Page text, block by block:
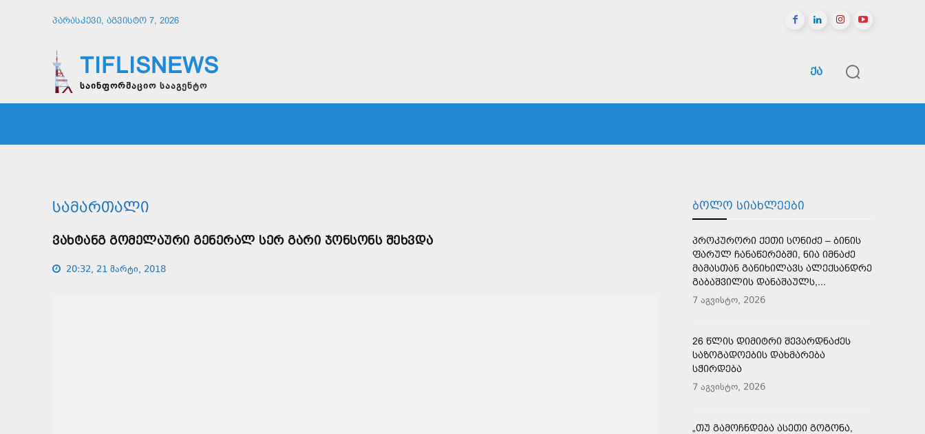
ᲞᲐᲠᲐᲡᲙᲔᲕᲘ, ᲐᲒᲕᲘᲡᲢᲝ 7, 2026
TIFLISNEWS
საინფორმაციო სააგენტო
ᲥᲐ
ᲡᲐᲛᲐᲠᲗᲐᲚᲘ
ᲕᲐᲮᲢᲐᲜᲒ ᲒᲝᲛᲔᲚᲐᲣᲠᲘ ᲒᲔᲜᲔᲠᲐᲚ ᲡᲔᲠ ᲒᲐᲠᲘ ᲯᲝᲜᲡᲝᲜᲡ ᲨᲔᲮᲕᲓᲐ
20:32, 21 მარტი, 2018
ᲑᲝᲚᲝ ᲡᲘᲐᲮᲚᲔᲔᲑᲘ
ᲞᲠᲝᲙᲣᲠᲝᲠᲘ ᲥᲔᲗᲘ ᲡᲝᲜᲘᲫᲔ – ᲑᲘᲜᲘᲡ
ᲤᲐᲠᲣᲚ ᲩᲐᲜᲐᲬᲔᲠᲔᲑᲨᲘ, ᲜᲘᲐ ᲘᲛᲜᲐᲫᲔ
ᲛᲐᲛᲐᲡᲗᲐᲜ ᲒᲐᲜᲘᲮᲘᲚᲐᲕᲡ ᲐᲚᲔᲥᲡᲐᲜᲓᲠᲔ
ᲒᲐᲑᲐᲨᲕᲘᲚᲘᲡ ᲓᲐᲜᲐᲨᲐᲣᲚᲡ,...
7 აგვისტო, 2026
26 ᲬᲚᲘᲡ ᲓᲘᲛᲘᲢᲠᲘ ᲨᲔᲕᲐᲠᲓᲜᲐᲫᲔᲡ
ᲡᲐᲖᲝᲒᲐᲓᲝᲔᲑᲘᲡ ᲓᲐᲮᲛᲐᲠᲔᲑᲐ
ᲡᲭᲘᲠᲓᲔᲑᲐ
7 აგვისტო, 2026
„ᲗᲣ ᲒᲐᲛᲝᲩᲜᲓᲔᲑᲐ ᲐᲡᲔᲗᲘ ᲒᲝᲒᲝᲜᲐ,